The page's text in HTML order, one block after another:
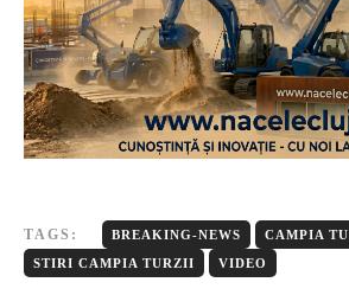
TAGS: BREAKING-NEWS
CAMPIA
STIRI CAMPIA TURZII
VIDEO